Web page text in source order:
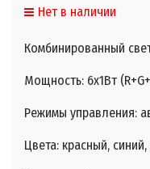
Нет в наличии
Комбинированный
Мощность: 6х1Вт
Режимы управления:
Цвета: красный,